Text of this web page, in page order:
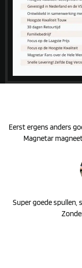
Eerst ergens anders
Magnetar
Super goede spullen,